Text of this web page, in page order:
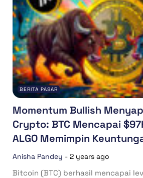
BERITA PASAR
Momentum Bullish
Crypto: BTC Mencapai
ALGO Memimpin
Anisha Pandey - 2 years ago
Bitcoin (BTC) berhasil mencapai